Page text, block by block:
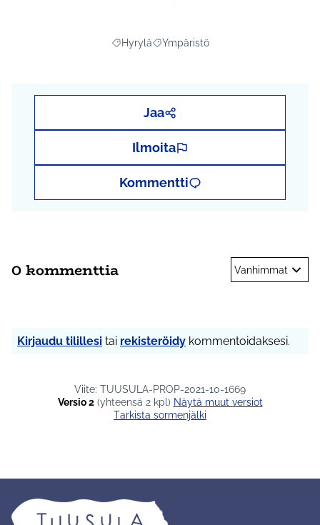
Rajaa tulokset aihepiirin mukaan: Hyrylä
HyryläRajaa tulokset teeman mukaan:
Ympäristö
Jaa
Ilmoita
Kommentti
0 kommenttia Vanhimmat
Kirjaudu tilillesi tai rekisteröidy kommentoidaksesi.
Viite: TUUSULA-PROP-2021-10-1669
Versio 2(yhteensä 2 kpl)
näytä muut versiot
Tarkista sormenjälki